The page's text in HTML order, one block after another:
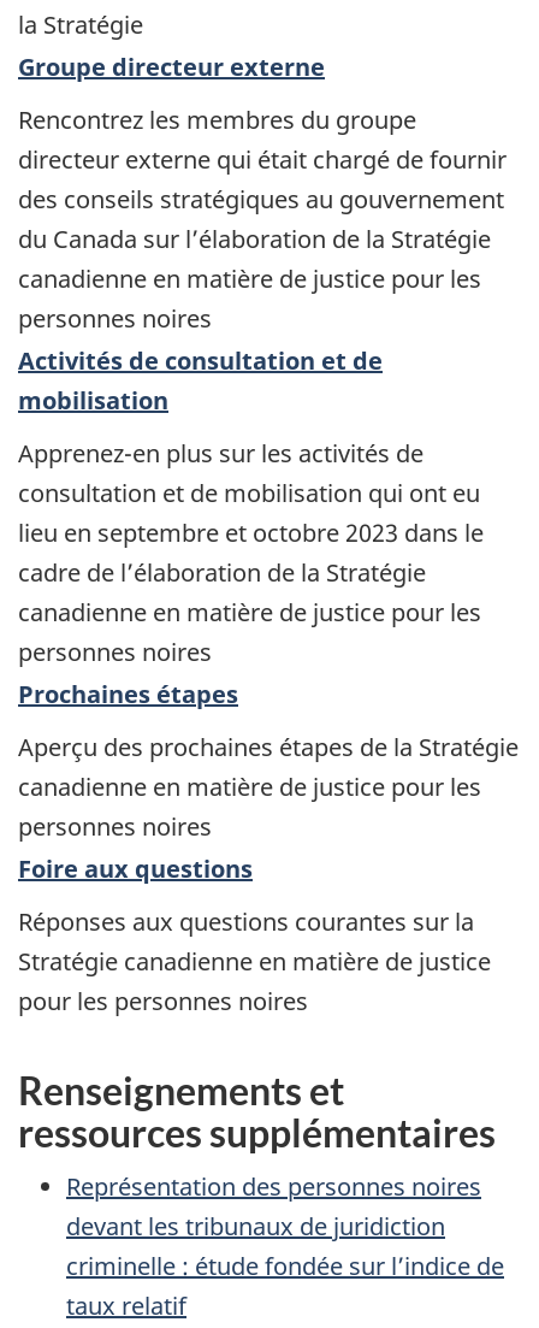
la Stratégie
Groupe directeur externe
Rencontrez les membres du groupe
directeur externe qui était chargé de fournir
des conseils stratégiques au gouvernement
du Canada sur l’élaboration de la Stratégie
canadienne en matière de justice pour les
personnes noires
Activités de consultation et de
mobilisation
Apprenez-en plus sur les activités de
consultation et de mobilisation qui ont eu
lieu en septembre et octobre 2023 dans le
cadre de l’élaboration de la Stratégie
canadienne en matière de justice pour les
personnes noires
Prochaines étapes
Aperçu des prochaines étapes de la Stratégie
canadienne en matière de justice pour les
personnes noires
Foire aux questions
Réponses aux questions courantes sur la
Stratégie canadienne en matière de justice
pour les personnes noires
Renseignements et
ressources supplémentaires
Représentation des personnes noires
devant les tribunaux de juridiction
criminelle : étude fondée sur l’indice de
taux relatif